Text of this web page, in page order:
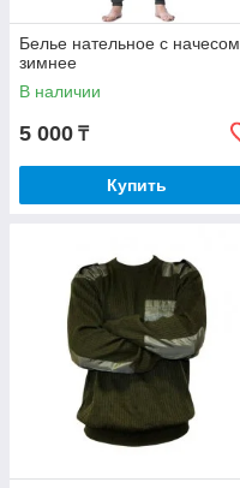
Белье нательное с начесом
зимнее
В наличии
5 000 ₸
Купить